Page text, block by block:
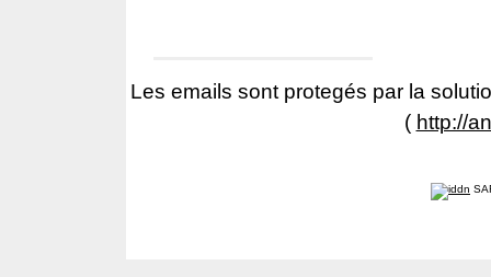
Les emails sont protegés par la
( http://